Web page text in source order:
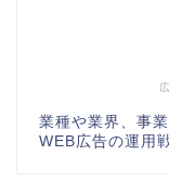
業種や業界、事
WEB広告の運用